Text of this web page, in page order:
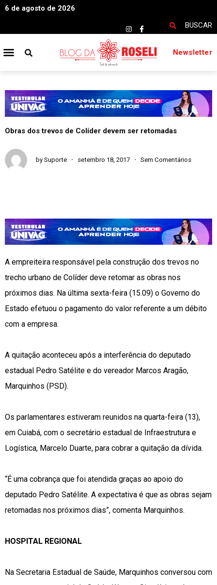
6 de agosto de 2026
BUSCAR
Newsletter
Obras dos trevos de Colíder devem ser retomadas
by Suporte setembro 18, 2017 Sem Comentários
A empreiteira responsável pela construção dos trevos no
trecho urbano de Colíder deve retomar as obras nos
próximos dias. Na última sexta-feira (15.09) o Governo do
Estado efetuou o pagamento do valor referente a um débito
com a empresa.
A quitação aconteceu após a interferência do deputado
estadual Pedro Satélite e do vereador Marcos Aragão,
Marquinhos (PSD).
Os parlamentares estiveram reunidos na quarta-feira (13),
em Cuiabá, com o secretário estadual de Infraestrutura e
Logística, Marcelo Duarte, para cobrar a quitação da dívida.
“É uma cobrança que foi atendida graças ao apoio do
deputado Pedro Satélite. A expectativa é que as obras sejam
retomadas nos próximos dias”, comenta Marquinhos.
HOSPITAL REGIONAL
Na Secretaria Estadual de Saúde, Marquinhos conversou com